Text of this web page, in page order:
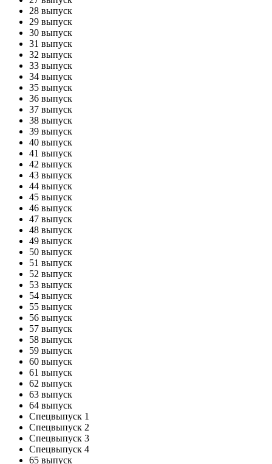
28 выпуск
29 выпуск
30 выпуск
31 выпуск
32 выпуск
33 выпуск
34 выпуск
35 выпуск
36 выпуск
37 выпуск
38 выпуск
39 выпуск
40 выпуск
41 выпуск
42 выпуск
43 выпуск
44 выпуск
45 выпуск
46 выпуск
47 выпуск
48 выпуск
49 выпуск
50 выпуск
51 выпуск
52 выпуск
53 выпуск
54 выпуск
55 выпуск
56 выпуск
57 выпуск
58 выпуск
59 выпуск
60 выпуск
61 выпуск
62 выпуск
63 выпуск
64 выпуск
Спецвыпуск 1
Спецвыпуск 2
Спецвыпуск 3
Спецвыпуск 4
65 выпуск